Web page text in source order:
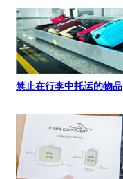
禁止在行李中托运的物品